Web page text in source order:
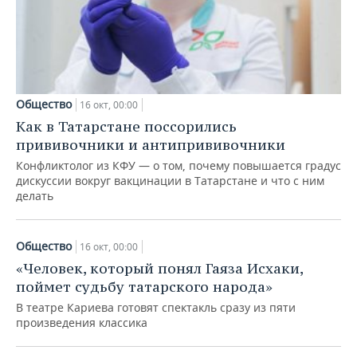
Общество 16 окт, 00:00
Как в Татарстане поссорились
прививочники и антипрививочники
Конфликтолог из КФУ — о том, почему повышается градус
дискуссии вокруг вакцинации в Татарстане и что с ним
делать
Общество 16 окт, 00:00
«Человек, который понял Гаяза Исхаки,
поймет судьбу татарского народа»
В театре Кариева готовят спектакль сразу из пяти
произведения классика